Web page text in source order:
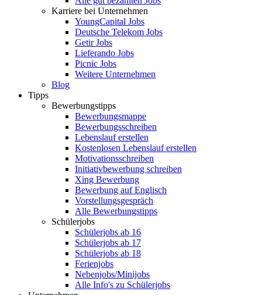
Karriere bei Unternehmen
YoungCapital Jobs
Deutsche Telekom Jobs
Getir Jobs
Lieferando Jobs
Picnic Jobs
Weitere Unternehmen
Blog
Tipps
Bewerbungstipps
Bewerbungsmappe
Bewerbungsschreiben
Lebenslauf erstellen
Kostenlosen Lebenslauf erstellen
Motivationsschreiben
Initiativbewerbung schreiben
Xing Bewerbung
Bewerbung auf Englisch
Vorstellungsgespräch
Alle Bewerbungstipps
Schülerjobs
Schülerjobs ab 16
Schülerjobs ab 17
Schülerjobs ab 18
Ferienjobs
Nebenjobs/Minijobs
Alle Info's zu Schülerjobs